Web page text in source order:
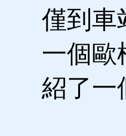
僅到車
一個歐
紹了一